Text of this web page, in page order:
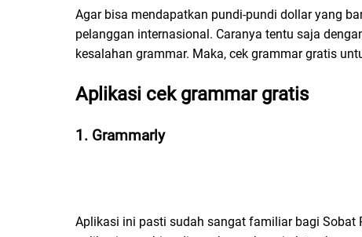
Agar bisa mendapatkan pundi-pundi dollar yang
pelanggan internasional. Caranya tentu saja
kesalahan grammar. Maka, cek grammar gratis
Aplikasi cek grammar gratis
1. Grammarly
Aplikasi ini pasti sudah sangat familiar bagi Sobat